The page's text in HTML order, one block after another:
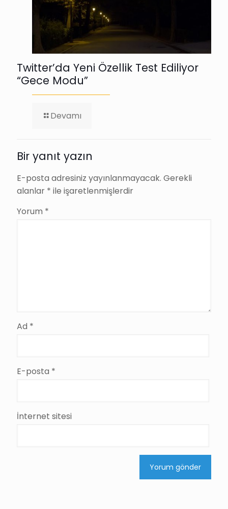
Twitter’da Yeni Özellik Test Ediliyor
“Gece Modu”
Devamı
Test
Ediliyor
“Gece
Modu”
Bir yanıt yazın
E-posta adresiniz yayınlanmayacak. Gerekli
alanlar * ile işaretlenmişlerdir
Yorum *
Ad *
E-posta *
İnternet sitesi